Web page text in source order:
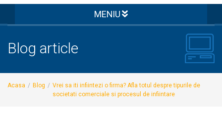
MENIU
Blog article
Acasa / Blog / Vrei sa iti infiintezi o firma? Afla totul despre tipurile de
societati comerciale si procesul de infiintare